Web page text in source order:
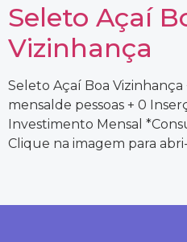
Seleto Açaí
Vizinhança
Seleto Açaí Boa
mensalde pessoas + 0
Investimento Mensal
Clique na imagem para